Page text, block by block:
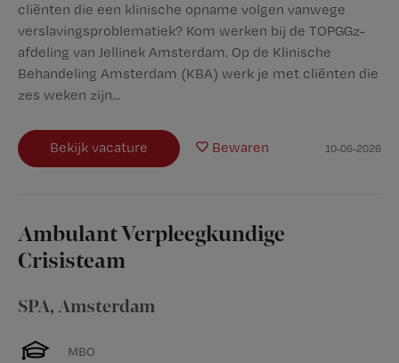
cliënten die een klinische opname volgen vanwege
verslavingsproblematiek? Kom werken bij de TOPGGz-
afdeling van Jellinek Amsterdam. Op de Klinische
Behandeling Amsterdam (KBA) werk je met cliënten die
zes weken zijn...
Bekijk vacature Bewaren 10-06-2026
Ambulant Verpleegkundige
Crisisteam
SPA, Amsterdam
MBO